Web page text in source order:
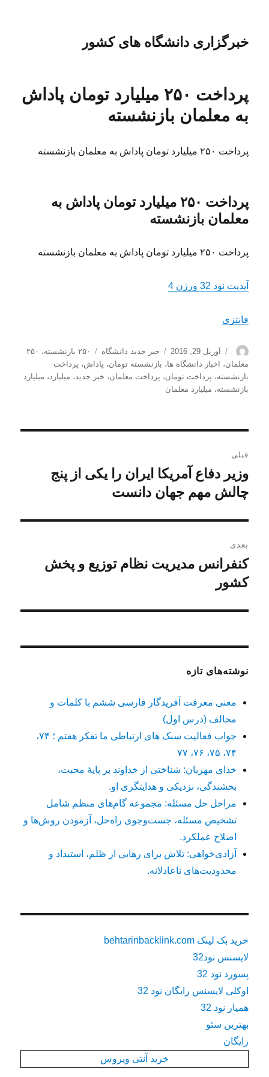
خبرگزاری دانشگاه های کشور
پرداخت ۲۵۰ میلیارد تومان پاداش
به معلمان بازنشسته
پرداخت ۲۵۰ میلیارد تومان پاداش به معلمان بازنشسته
پرداخت ۲۵۰ میلیارد تومان پاداش به
معلمان بازنشسته
پرداخت ۲۵۰ میلیارد تومان پاداش به معلمان بازنشسته
آپدیت نود 32 ورژن 4
فانتزی
نویسنده
ارسال
شده
در
آوریل 29, 2016 دسته‌ها
خبر جدید دانشگاه برچسب‌ها
۲۵۰ بازنشسته ، ۲۵۰
معلمان، اخبار دانشگاه ها، بازنشسته تومان، پاداش، پرداخت
بازنشسته، پرداخت تومان، پرداخت معلمان، خبر جدید، میلیارد، میلیارد
بازنشسته، میلیارد معلمان
نوشته
قبلی
نوشته
قبلی:
وزیر دفاع آمریکا ایران را یکی از پنج
چالش مهم جهان دانست
بعدی
نوشته
بعدی:
کنفرانس مدیریت نظام توزیع و پخش
کشور
نوشته‌های تازه
معنی معرفت آفریدگار فارسی ششم با کلمات و
مخالف (درس اول)
جواب فعالیت سبک های ارتباطی ما تفکر هفتم ؛ ۷۴،
۷۴، ۷۵، ۷۶، ۷۷
خدای مهربان: شناختی از خداوند بر پایهٔ محبت،
بخشندگی، نزدیکی و هدایتگری او.
مراحل حل مسئله: مجموعه گام‌های منظم شامل
تشخیص مسئله، جست‌وجوی راه‌حل، آزمودن روش‌ها و
اصلاح عملکرد.
آزادی‌خواهی: تلاش برای رهایی از ظلم، استبداد و
محدودیت‌های ناعادلانه.
خرید بک لینک behtarinbacklink.com
لایسنس نود32
پسورد نود 32
اوکلی لایسنس رایگان نود 32
همیار نود 32
بهترین سئو
رایگان
خرید آنتی ویروس